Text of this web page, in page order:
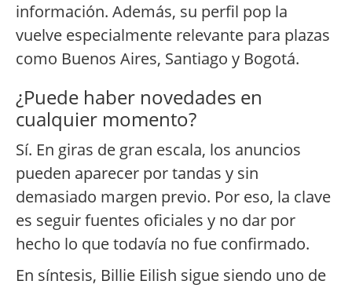
información. Además, su perfil pop la
vuelve especialmente relevante para plazas
como Buenos Aires, Santiago y Bogotá.
¿Puede haber novedades en
cualquier momento?
Sí. En giras de gran escala, los anuncios
pueden aparecer por tandas y sin
demasiado margen previo. Por eso, la clave
es seguir fuentes oficiales y no dar por
hecho lo que todavía no fue confirmado.
En síntesis, Billie Eilish sigue siendo uno de